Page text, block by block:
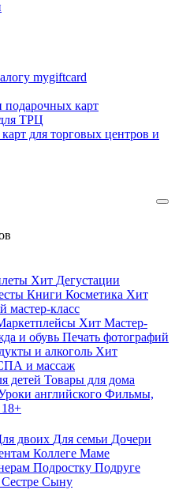
mygiftcard
подарочных карт
ТРЦ
для торговых центров и
Хит Дегустации
Книги Косметика Хит
мастер-класс
Хит Мастер-
и обувь Печать фотографий
и алкоголь Хит
и массаж
детей Товары для дома
английского Фильмы,
18+
двоих Для семьи Дочери
Коллеге Маме
Подростку Подруге
Сестре Сыну